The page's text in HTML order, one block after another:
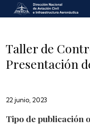
Pasar al contenido
Taller de
Presentación
22 junio, 2023
Tipo de publicación